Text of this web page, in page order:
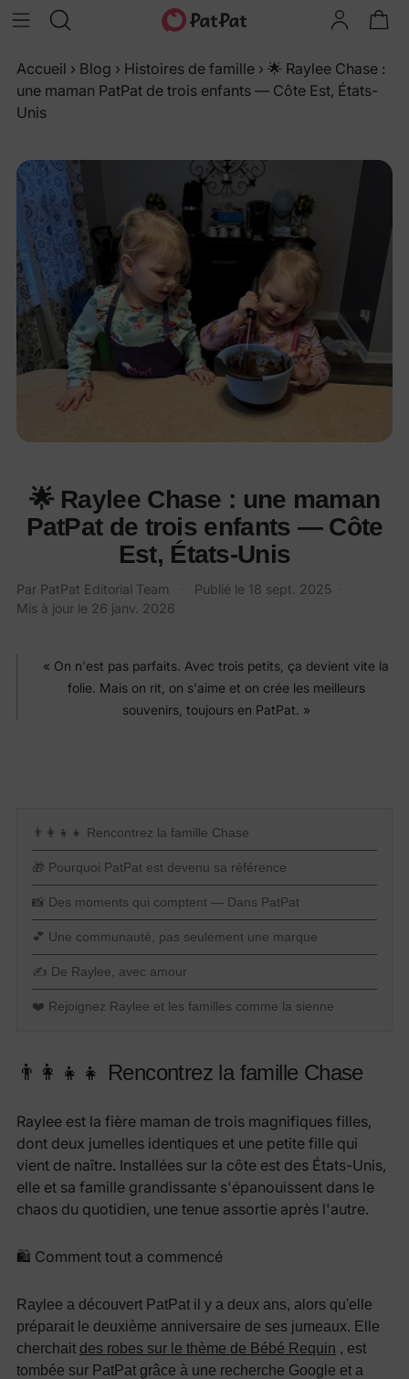
Accueil › Blog › Histoires de famille › 🌟 Raylee Chase :
une maman PatPat de trois enfants — Côte Est, États-
Unis
🌟 Raylee Chase : une maman
PatPat de trois enfants — Côte
Est, États-Unis
Par PatPat Editorial Team Publié le 18 sept. 2025
Mis à jour le 26 janv. 2026
« On n'est pas parfaits. Avec trois petits, ça devient vite la
folie. Mais on rit, on s'aime et on crée les meilleurs
souvenirs, toujours en PatPat. »
👨👩👧👧 Rencontrez la famille Chase
🎁 Pourquoi PatPat est devenu sa référence
📸 Des moments qui comptent — Dans PatPat
💕 Une communauté, pas seulement une marque
✍️ De Raylee, avec amour
❤️ Rejoignez Raylee et les familles comme la sienne
👨👩👧👧 Rencontrez la famille Chase
Raylee est la fière maman de trois magnifiques filles,
dont deux jumelles identiques et une petite fille qui
vient de naître. Installées sur la côte est des États-Unis,
elle et sa famille grandissante s'épanouissent dans le
chaos du quotidien, une tenue assortie après l'autre.
🛍 Comment tout a commencé
Raylee a découvert PatPat il y a deux ans, alors qu'elle
préparait le deuxième anniversaire de ses jumeaux. Elle
cherchait des robes sur le thème de Bébé Requin , est
tombée sur PatPat grâce à une recherche Google et a